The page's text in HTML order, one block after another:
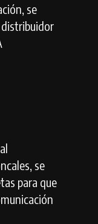
se
se
para que